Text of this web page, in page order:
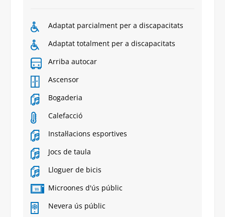
Adaptat parcialment per a discapacitats
Adaptat totalment per a discapacitats
Arriba autocar
Ascensor
Bogaderia
Calefacció
Instal·lacions esportives
Jocs de taula
Lloguer de bicis
Microones d'ús públic
Nevera ús públic